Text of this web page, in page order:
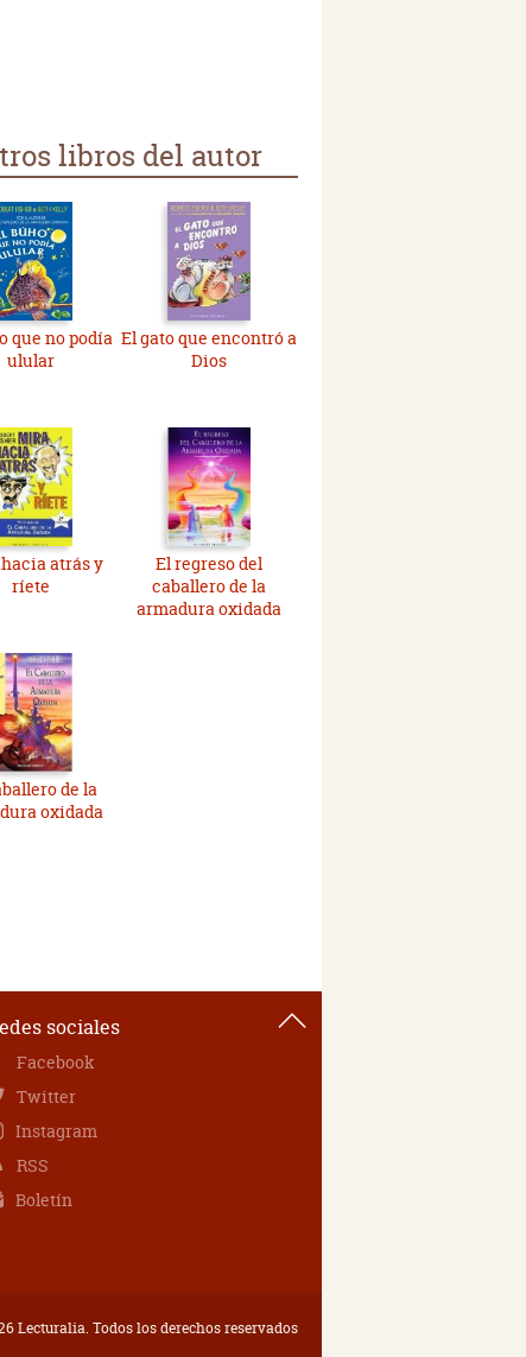
libros del autor
que no podía
ulular
El gato que encontró a
Dios
atrás y
ríete
El regreso del
caballero de la
armadura oxidada
de la
oxidada
sociales
Facebook
Twitter
Instagram
RSS
Boletín
Lecturalia. Todos los derechos reservados